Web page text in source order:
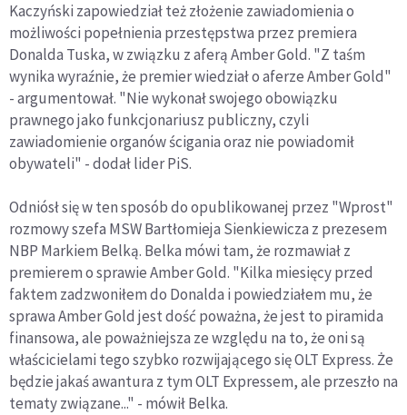
Kaczyński zapowiedział też złożenie zawiadomienia o
możliwości popełnienia przestępstwa przez premiera
Donalda Tuska, w związku z aferą Amber Gold. "Z taśm
wynika wyraźnie, że premier wiedział o aferze Amber Gold"
- argumentował. "Nie wykonał swojego obowiązku
prawnego jako funkcjonariusz publiczny, czyli
zawiadomienie organów ścigania oraz nie powiadomił
obywateli" - dodał lider PiS.
Odniósł się w ten sposób do opublikowanej przez "Wprost"
rozmowy szefa MSW Bartłomieja Sienkiewicza z prezesem
NBP Markiem Belką. Belka mówi tam, że rozmawiał z
premierem o sprawie Amber Gold. "Kilka miesięcy przed
faktem zadzwoniłem do Donalda i powiedziałem mu, że
sprawa Amber Gold jest dość poważna, że jest to piramida
finansowa, ale poważniejsza ze względu na to, że oni są
właścicielami tego szybko rozwijającego się OLT Express. Że
będzie jakaś awantura z tym OLT Expressem, ale przeszło na
tematy związane..." - mówił Belka.